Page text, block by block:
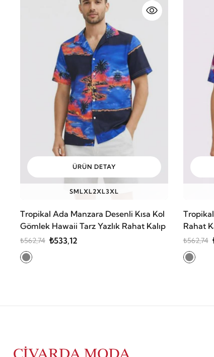
SMLXL2XL3XL
ÜRÜN DETAY
Tropikal Ada Manzara Desenli Kısa Kol
Gömlek Hawaii Tarz Yazlık Rahat Kalıp
₺562,74 ₺533,12
Rahat
₺562,74